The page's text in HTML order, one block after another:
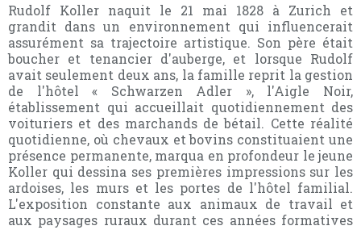
Rudolf Koller naquit le 21 mai 1828 à Zurich et
grandit dans un environnement qui influencerait
assurément sa trajectoire artistique. Son père était
boucher et tenancier d'auberge, et lorsque Rudolf
avait seulement deux ans, la famille reprit la gestion
de l'hôtel « Schwarzen Adler », l'Aigle Noir,
établissement qui accueillait quotidiennement des
voituriers et des marchands de bétail. Cette réalité
quotidienne, où chevaux et bovins constituaient une
présence permanente, marqua en profondeur le jeune
Koller qui dessina ses premières impressions sur les
ardoises, les murs et les portes de l'hôtel familial.
L'exposition constante aux animaux de travail et
aux paysages ruraux durant ces années formatives